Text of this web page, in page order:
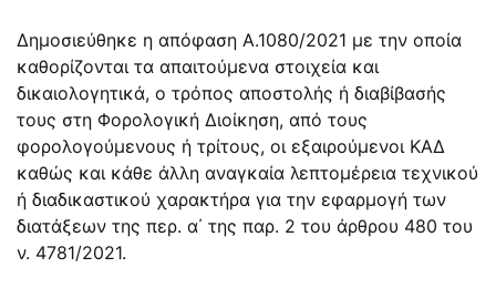
Δημοσιεύθηκε η απόφαση Α.1080/2021 με την οποία
καθορίζονται τα απαιτούμενα στοιχεία και
δικαιολογητικά, ο τρόπος αποστολής ή διαβίβασής
τους στη Φορολογική Διοίκηση, από τους
φορολογούμενους ή τρίτους, οι εξαιρούμενοι ΚΑΔ
καθώς και κάθε άλλη αναγκαία λεπτομέρεια τεχνικού
ή διαδικαστικού χαρακτήρα για την εφαρμογή των
διατάξεων της περ. α΄ της παρ. 2 του άρθρου 480 του
ν. 4781/2021.